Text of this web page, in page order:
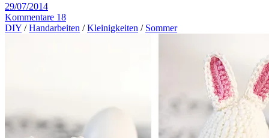
29/07/2014
Kommentare 18
DIY /Handarbeiten /Kleinigkeiten / Sommer